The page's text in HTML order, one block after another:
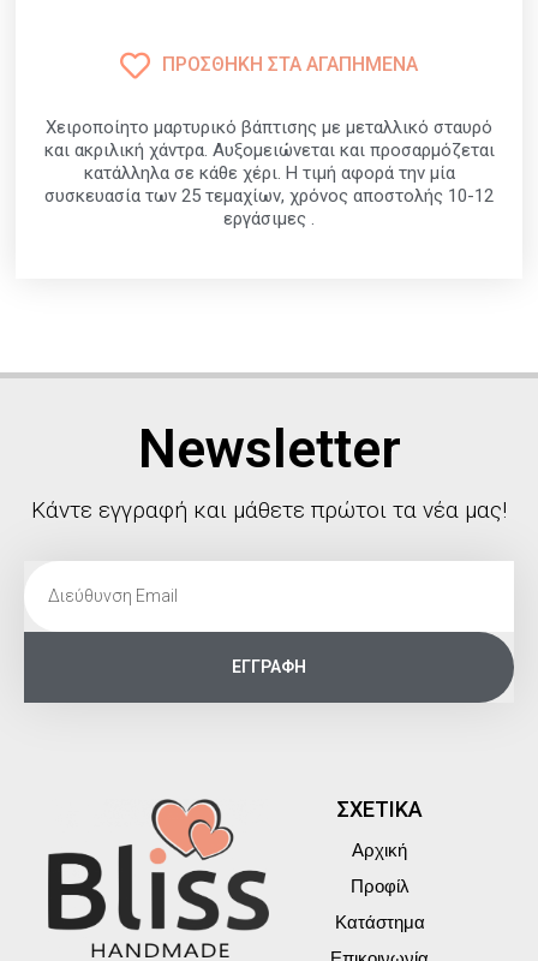
ΠΡΟΣΘΉΚΗ ΣΤΑ ΑΓΑΠΗΜΈΝΑ
Χειροποίητο μαρτυρικό βάπτισης με μεταλλικό σταυρό
και ακριλική χάντρα. Αυξομειώνεται και προσαρμόζεται
κατάλληλα σε κάθε χέρι. Η τιμή αφορά την μία
συσκευασία των 25 τεμαχίων, χρόνος αποστολής 10-12
εργάσιμες .
Newsletter
Κάντε εγγραφή και μάθετε πρώτοι τα νέα μας!
ΕΓΓΡΑΦΗ
ΣΧΕΤΙΚΑ
Αρχική
Προφίλ
Κατάστημα